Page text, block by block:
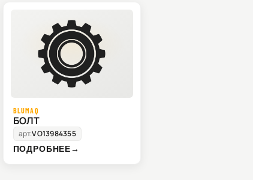
BLUMAQ
БОЛТ
арт.VO13984355
ПОДРОБНЕЕ→